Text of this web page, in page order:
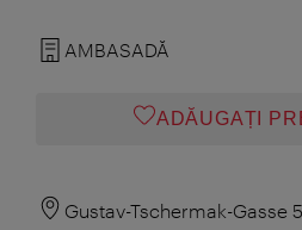
AMBASADĂ
ADĂUGAȚI
Gustav-Tschermak-Gasse